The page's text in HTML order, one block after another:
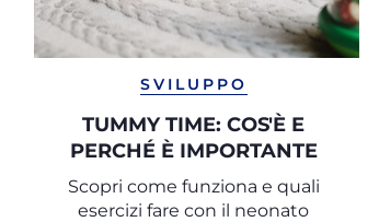
SVILUPPO
TUMMY TIME: COS'È E
PERCHÉ È IMPORTANTE
Scopri come funziona e quali
esercizi fare con il neonato